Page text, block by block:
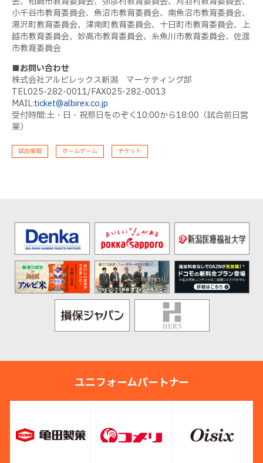
小千谷市教育委員会、魚沼市教育委員会、南魚沼市教育委員会、
湯沢町教育委員会、津南町教育委員会、十日町市教育委員会、上
越市教育委員会、妙高市教育委員会、糸魚川市教育委員会、佐渡
市教育委員会
■お問い合わせ
株式会社アルビレックス新潟 マーケティング部
TEL025-282-0011/FAX025-282-0013
MAIL:ticket@albirex.co.jp
受付時間:土・日・祝祭日をのぞく10:00から18:00（試合前日営
業）
試合情報 ホームゲーム チケット
ユニフォームパートナー